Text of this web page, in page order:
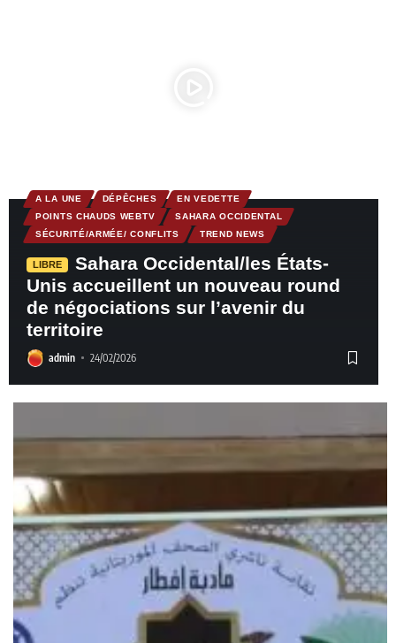
A LA UNE DÉPÊCHES
EN VEDETTE
POINTS CHAUDS WEBTV
SAHARA OCCIDENTAL
SÉCURITÉ/ARMÉE/ CONFLITS
TREND NEWS
LIBRE
Sahara Occidental/les États-
Unis accueillent un nouveau round
de négociations sur l’avenir du
territoire
admin 24/02/2026